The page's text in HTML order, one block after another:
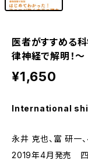
医者がすすめる
律神経で解明！～
¥1,650
International
永井 克也、富 研一
2019年4月発売 四